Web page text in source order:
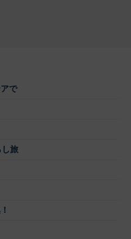
で
旅